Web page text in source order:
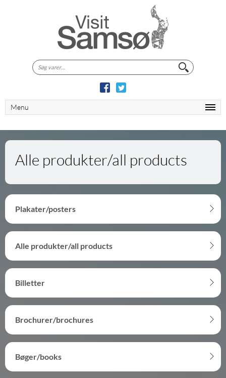
Søg
efter:
Menu
Alle produkter/all products
Plakater/posters
Alle produkter/all products
Billetter
Brochurer/brochures
Bøger/books